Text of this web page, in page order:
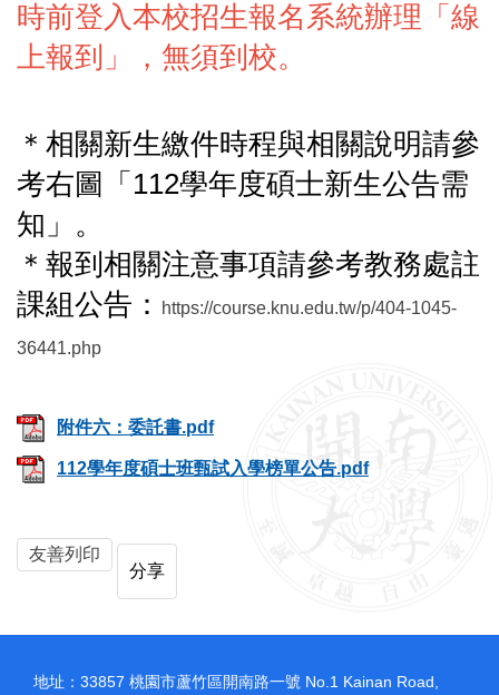
時前登入本校招生報名系統辦理「線
上報到」，無須到校。
＊相關新生繳件時程與相關說明請參
考右圖「112學年度碩士新生公告需
知」。
＊報到相關注意事項請參考教務處註
課組公告：
https://course.knu.edu.tw/p/404-1045-
36441.php
附件六：委託書.pdf
112學年度碩士班甄試入學榜單公告.pdf
友善列印
分享
地址：33857 桃園市蘆竹區開南路一號 No.1 Kainan Road,